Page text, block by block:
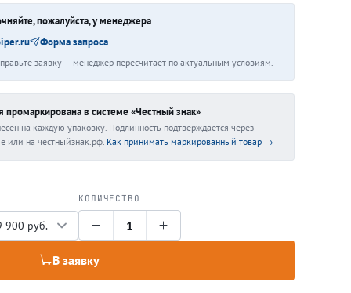
пожалуйста, у менеджера
Форма запроса
заявку — менеджер пересчитает по актуальным условиям.
промаркирована в системе «Честный знак»
на каждую упаковку. Подлинность подтверждается через
или на честныйзнак.рф. Как принимать маркированный товар →
КОЛИЧЕСТВО
1
В заявку